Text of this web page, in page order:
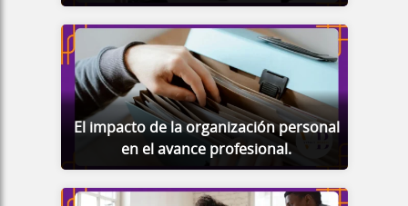
El impacto de la organización personal
en el avance profesional.